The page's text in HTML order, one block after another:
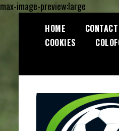
max-image-preview:large
HOME
COOKIES